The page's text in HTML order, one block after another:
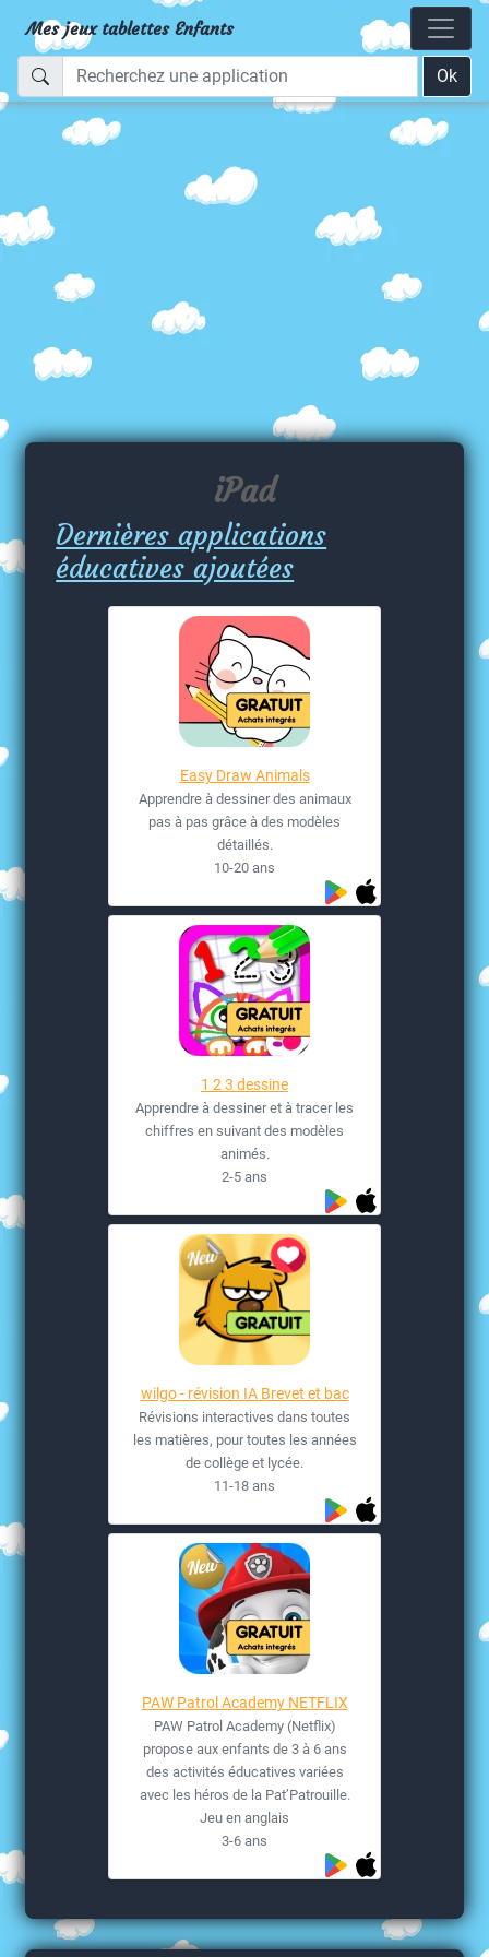
Mes jeux tablettes Enfants
Ok
iPad
Dernières applications
éducatives ajoutées
Easy Draw Animals
Apprendre à dessiner des animaux
pas à pas grâce à des modèles
détaillés.
10-20 ans
1 2 3 dessine
Apprendre à dessiner et à tracer les
chiffres en suivant des modèles
animés.
2-5 ans
wilgo - révision IA Brevet et bac
Révisions interactives dans toutes
les matières, pour toutes les années
de collège et lycée.
11-18 ans
PAW Patrol Academy NETFLIX
PAW Patrol Academy (Netflix)
propose aux enfants de 3 à 6 ans
des activités éducatives variées
avec les héros de la Pat’Patrouille.
Jeu en anglais
3-6 ans